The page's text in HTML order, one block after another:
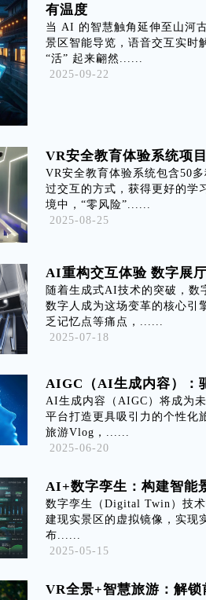
有温度
当 AI 的智慧触角延伸至山河
景区智能导览，语音交互实时
“活” 起来翩然......
2025-09-22
VR安全教育体验系统项
VR安全教育体验系统包含50
过交互的方式，获得更好的学
境中，“零风险”......
2025-08-25
AI重构交互体验 数字展
随着生成式AI技术的突破，数
数字人成为这场变革的核心引
乏记忆点等痛点，......
2025-07-18
AIGC（AI生成内容）：
AI生成内容（AIGC）将成为
平台打造更具吸引力的个性化
旅游Vlog，......
2025-06-20
AI+数字孪生：构建智能
数字孪生（Digital Twin）技
建现实景区的虚拟镜像，实现
布......
2025-05-15
VR全景+智慧旅游：解